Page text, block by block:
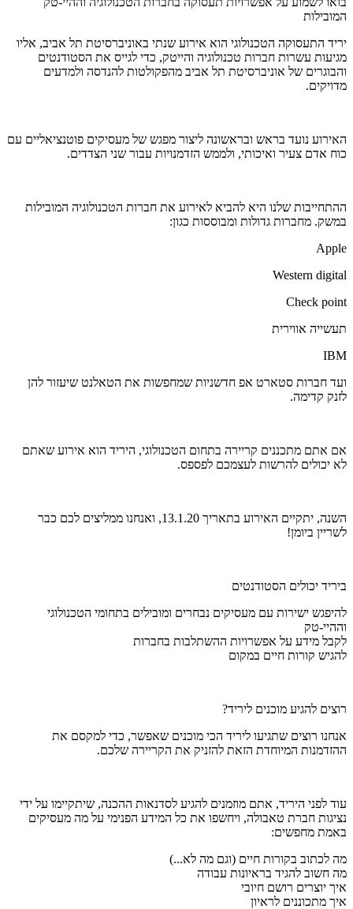
המובילות
יריד התעסוקה הטכנולוגי הוא אירוע שנתי באוניברסיטת תל אביב, אליו
מגיעות עשרות חברות טכנולוגיה והייטק, כדי לגייס את הסטודנטים
והבוגרים של אוניברסיטת תל אביב מהפקולטות להנדסה ולמדעים
מדויקים.
האירוע נועד בראש ובראשונה ליצור מפגש של מעסיקים פוטנציאליים עם
כוח אדם צעיר ואיכותי, ולממש הזדמנויות עבור שני הצדדים.
ההתחייבות שלנו היא להביא לאירוע את חברות הטכנולוגיה המובילות
במשק. מחברות גדולות ומבוססות כגון:
Apple
Western digital
Check point
תעשייה אווירית
IBM
ועד חברות סטארט אפ חדשניות שמחפשות את הטאלנט שיעזור להן
לזנק קדימה.
אם אתם מתכננים קריירה בתחום הטכנולוגי, היריד הוא אירוע שאתם
לא יכולים להרשות לעצמכם לפספס.
השנה, יתקיים האירוע בתאריך 13.1.20, ואנחנו ממליצים לכם כבר
לשריין ביומן!
ביריד יכולים הסטודנטים
להיפגש ישירות עם מעסיקים נבחרים ומובילים בתחומי הטכנולוגי
וההיי-טק
לקבל מידע על אפשרויות ההשתלבות בחברות
להגיש קורות חיים במקום
רוצים להגיע מוכנים ליריד?
אנחנו רוצים שתגיעו ליריד הכי מוכנים שאפשר, כדי למקסם את
ההזדמנות המיוחדת הזאת להזניק את הקריירה שלכם.
עוד לפני היריד, אתם מוזמנים להגיע לסדנאות ההכנה, שיתקיימו על ידי
נציגות חברת טאבולה, ויחשפו את כל המידע הפנימי על מה מעסיקים
באמת מחפשים:
מה לכתוב בקורות חיים (וגם מה לא...)
מה חשוב להגיד בראיונות עבודה
איך יוצרים רושם חיובי
איך מתכוננים לראיון